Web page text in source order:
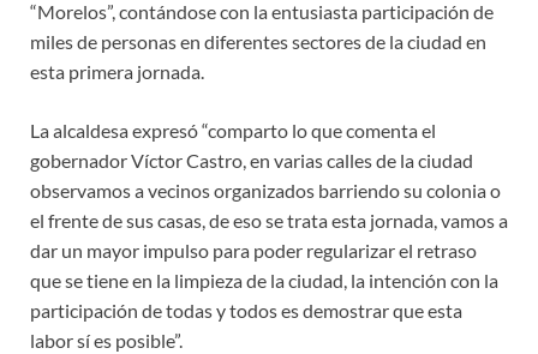
“Morelos”, contándose con la entusiasta participación de
miles de personas en diferentes sectores de la ciudad en
esta primera jornada.
La alcaldesa expresó “comparto lo que comenta el
gobernador Víctor Castro, en varias calles de la ciudad
observamos a vecinos organizados barriendo su colonia o
el frente de sus casas, de eso se trata esta jornada, vamos a
dar un mayor impulso para poder regularizar el retraso
que se tiene en la limpieza de la ciudad, la intención con la
participación de todas y todos es demostrar que esta
labor sí es posible”.